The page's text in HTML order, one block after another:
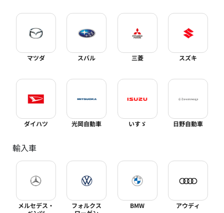
マツダ スバル 三菱 スズキ
ダイハツ 光岡自動車 いすゞ 日野自動車
輸入車
メルセデス・
フォルクス
BMW アウディ